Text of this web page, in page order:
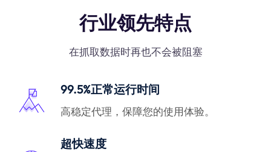
行业领先特点
在抓取数据时再也不会被阻塞
99.5%正常运行时间
高稳定代理，保障您的使用体验。
超快速度